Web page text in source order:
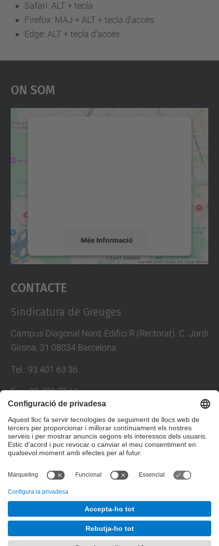
Safari: ALT + tecla
Firefox: MAJ + ALT + tecla d'accés
Edge: ALT + tecla d'accés
On Som
Més Informació
Accepta
powered by
Contacte
Sindicatura de Greuges
Campus Diagonal Nord, Edifici R (Rectorat). C. Jordi
Girona, 31 08034 Barcelona
Tel. : 93 401 63 36
Fax:93 401 77 66
Directori UPC
Formulari de contacte
Sindicatura de Greuges.
Desenvolupat amb